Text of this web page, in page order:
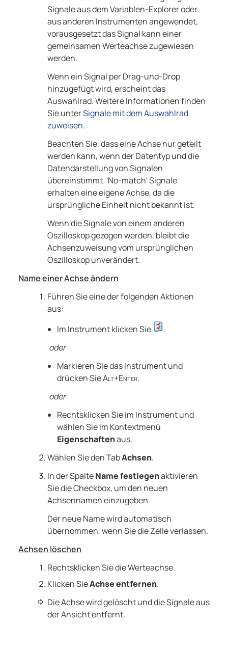
Signale aus dem Variablen-Explorer oder
aus anderen Instrumenten angewendet,
vorausgesetzt das Signal kann einer
gemeinsamen Werteachse zugewiesen
werden.
Wenn ein Signal per Drag-und-Drop
hinzugefügt wird, erscheint das
Auswahlrad. Weitere Informationen finden
Sie unterSignale mit dem Auswahlrad
zuweisen.
Beachten Sie, dass eine Achse nur geteilt
werden kann, wenn der Datentyp und die
Datendarstellung von Signalen
übereinstimmt. 'No-match' Signale
erhalten eine eigene Achse, da die
ursprüngliche Einheit nicht bekannt ist.
Wenn die Signale von einem anderen
Oszilloskop gezogen werden, bleibt die
Achsenzuweisung vom ursprünglichen
Oszilloskop unverändert.
Name einer Achse ändern
Führen Sie eine der folgenden Aktionen
aus:
Im Instrument klicken Sie
.
oder
Markieren Sie das Instrument und
drücken SieAlt+Enter.
oder
Rechtsklicken Sie im Instrument und
wählen Sie im Kontextmenü
Eigenschaftenaus.
Wählen Sie den TabAchsen.
In der SpalteName festlegenaktivieren
Sie die Checkbox, um den neuen
Achsennamen einzugeben.
Der neue Name wird automatisch
übernommen, wenn Sie die Zelle verlassen.
Achsen löschen
Rechtsklicken Sie die Werteachse.
Klicken SieAchse entfernen.
Die Achse wird gelöscht und die Signale aus
der Ansicht entfernt.